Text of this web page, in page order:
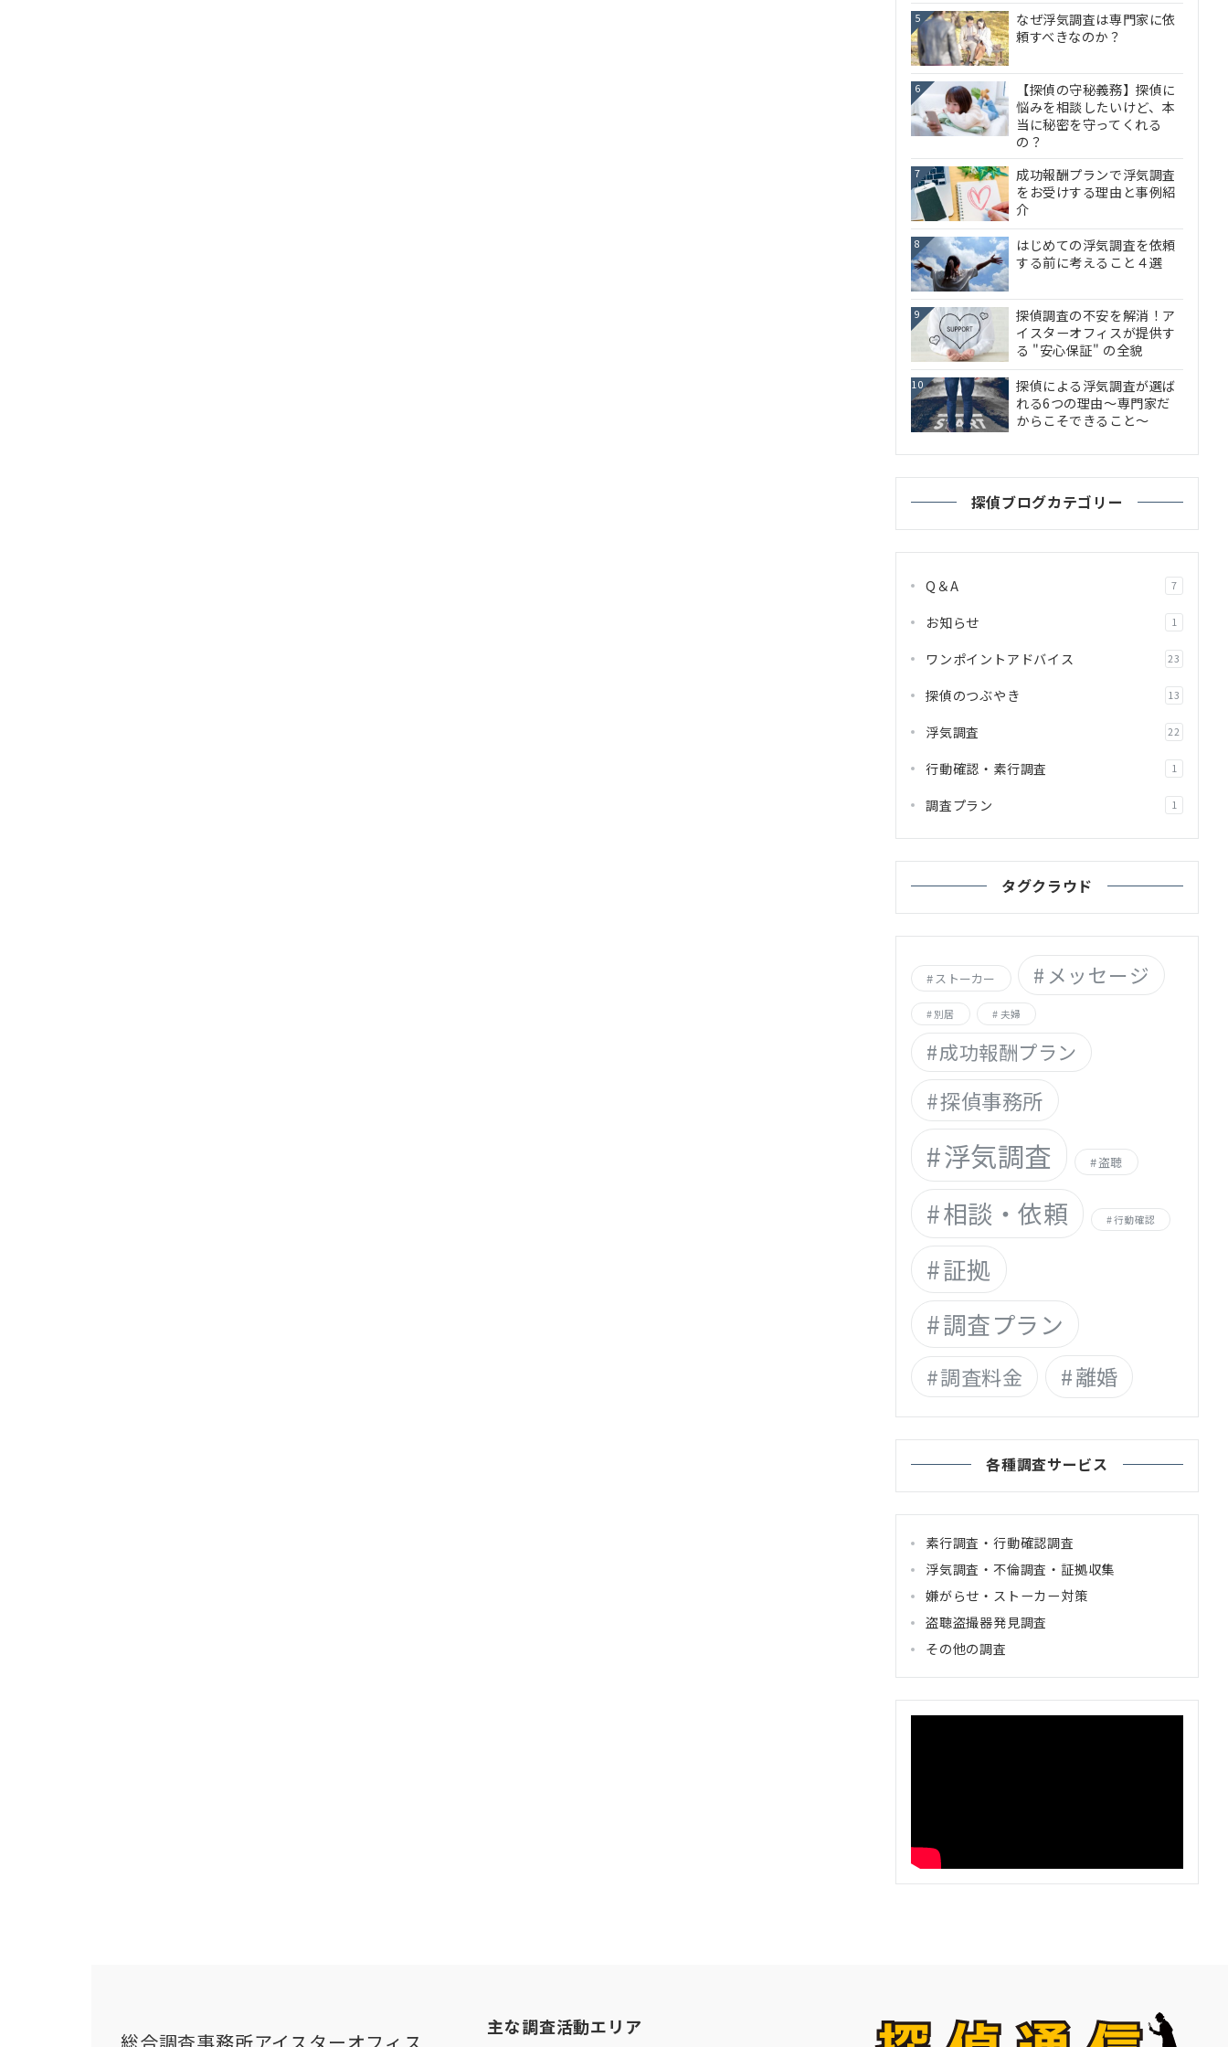
5
なぜ浮気調査は専門家に依
頼すべきなのか？
6
【探偵の守秘義務】探偵に
悩みを相談したいけど、本
当に秘密を守ってくれる
の？
7
成功報酬プランで浮気調査
をお受けする理由と事例紹
介
8
はじめての浮気調査を依頼
する前に考えること４選
9
探偵調査の不安を解消！ア
イスターオフィスが提供す
る "安心保証" の全貌
10
探偵による浮気調査が選ば
れる6つの理由～専門家だ
からこそできること～
探偵ブログカテゴリー
Q＆A 7
お知らせ 1
ワンポイントアドバイス 23
探偵のつぶやき 13
浮気調査 22
行動確認・素行調査 1
調査プラン 1
タグクラウド
ストーカー メッセージ
別居 夫婦
成功報酬プラン
探偵事務所
浮気調査 盗聴
相談・依頼 行動確認
証拠
調査プラン
調査料金 離婚
各種調査サービス
素行調査・行動確認調査
浮気調査・不倫調査・証拠収集
嫌がらせ・ストーカー対策
盗聴盗撮器発見調査
その他の調査
総合調査事務所アイスターオフィス
主な調査活動エリア